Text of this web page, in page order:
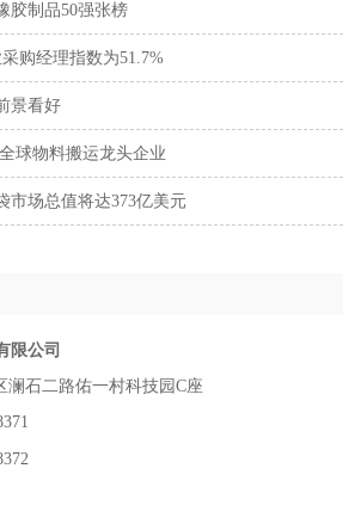
胶制品50强张榜
购经理指数为51.7%
景看好
球物料搬运龙头企业
市场总值将达373亿美元
限公司
石二路佑一村科技园C座